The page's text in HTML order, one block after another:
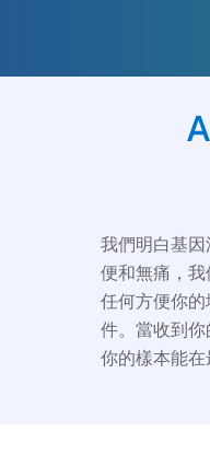
我們明白基
便和無痛，
任何方便你
件。當收到
你的樣本能在